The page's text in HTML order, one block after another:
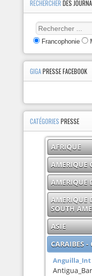
RECHERCHERDES
Francophonie
GIGAPRESSE FACEBOOK
CATÉGORIESPRESSE
AFRIQUE
AMERIQUE
AMERIQUE
AMERIQUE
SOUTH
ASIE
CARAIBES -
Anguilla_Int